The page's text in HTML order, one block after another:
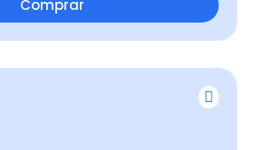
Comprar